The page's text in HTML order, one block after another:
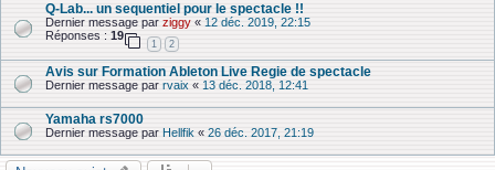
Q-Lab... un sequentiel pour le spectacle !!
Dernier message par ziggy « 12 déc. 2019, 22:15
Réponses : 19
1 2
Avis sur Formation Ableton Live Regie de spectacle
Dernier message par rvaix « 13 déc. 2018, 12:41
Yamaha rs7000
Dernier message par Hellfik « 26 déc. 2017, 21:19